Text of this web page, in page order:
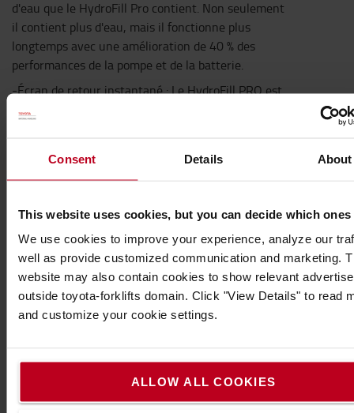
Consent Details About
This website uses cookies, but you can decide which ones
We use cookies to improve your experience, analyze our
well as provide customized communication and marketing.
website may also contain cookies to show relevant
outside toyota-forklifts domain. Click "View Details" to read
and customize your cookie settings.
ALLOW ALL COOKIES
d'eau que le HydroFill Pro contient. Non seulement
il contient plus d'eau, mais il fonctionne plus
longtemps avec une amélioration de 40 % des
performances de la pompe et de la batterie.
-Écran de retour instantané : Le HydroFill PRO est
le seul produit avec un écran LCD tactile intelligent
charge restante à la pureté de votre eau.
recharger le réservoir.
-Indicateur de décharge pour montrer quand vous
devez recharger la batterie.
-Chargeur 12V inclus (avec adaptateurs pour les
connexions réseau mains EU, UK et US).
*Capacité : 60 l
*Pression d'eau : 1 bar (14,5 psi)
*Longueur : 360 mm